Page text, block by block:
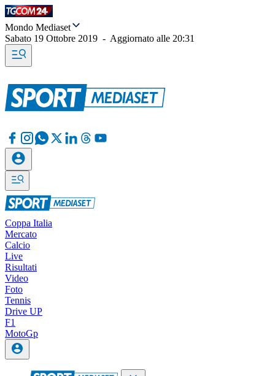
Mondo Mediaset
Sabato 19 Ottobre 2019 - Aggiornato alle 20:31
Coppa Italia
Mercato
Calcio
Live
Risultati
Video
Foto
Tennis
Drive UP
F1
MotoGp